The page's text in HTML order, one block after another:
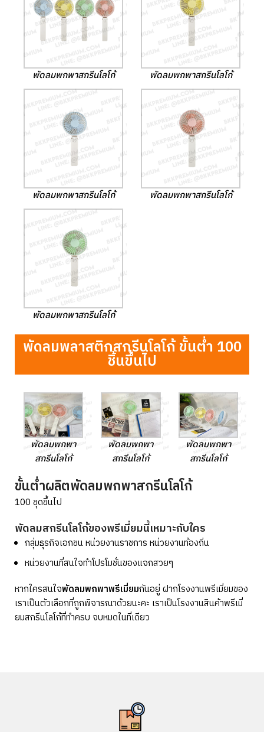
พัดลมพกพาสกรีนโลโก้ พัดลมพกพาสกรีนโลโก้
พัดลมพกพาสกรีนโลโก้ พัดลมพกพาสกรีนโลโก้
พัดลมพกพาสกรีนโลโก้
พัดลมพลาสติกสกรีนโลโก้ ขั้นต่ำ 100
ชิ้นขึ้นไป
พัดลมพกพา
สกรีนโลโก้
พัดลมพกพา
สกรีนโลโก้
พัดลมพกพา
สกรีนโลโก้
ขั้นต่ำผลิตพัดลมพกพาสกรีนโลโก้
100 ชุดขึ้นไป
พัดลมสกรีนโลโก้ของพรีเมี่ยมนี้เหมาะกับใคร
กลุ่มธุรกิจเอกชน หน่วยงานราชการ หน่วยงานท้องถิ่น
หน่วยงานที่สนใจทำโปรโมชั่นของแจกสวยๆ
หากใครสนใจพัดลมพกพาพรีเมี่ยมกันอยู่ ฝากโรงงานพรีเมี่ยมของ
เราเป็นตัวเลือกที่ถูกพิจารณาด้วยนะคะ เราเป็นโรงงานสินค้าพรีเมี่
ยมสกรีนโลโก้ที่ทำครบ จบหมดในที่เดียว